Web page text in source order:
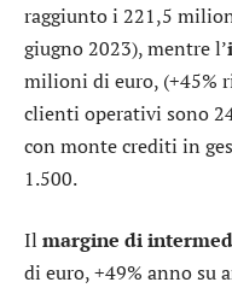
raggiunto i 221,5
giugno 2023), mentre l’
milioni di euro, (+45%
clienti operativi sono
con monte crediti in
1.500.
Il margine di
di euro, +49% anno su